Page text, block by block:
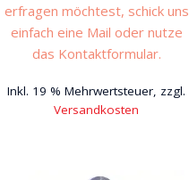
erfragen möchtest, schick uns
einfach eine Mail oder nutze
das Kontaktformular.
Inkl. 19 % Mehrwertsteuer, zzgl.
Versandkosten